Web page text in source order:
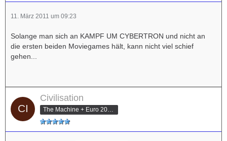
11. März 2011 um 09:23
Solange man sich an KAMPF UM CYBERTRON und nicht an
die ersten beiden Moviegames hält, kann nicht viel schief
gehen...
Civilisation